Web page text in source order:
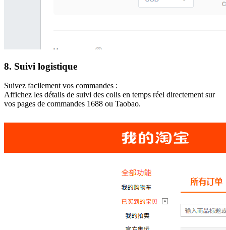
8. Suivi logistique
Suivez facilement vos commandes :
Affichez les détails de suivi des colis en temps réel directement sur
vos pages de commandes 1688 ou Taobao.